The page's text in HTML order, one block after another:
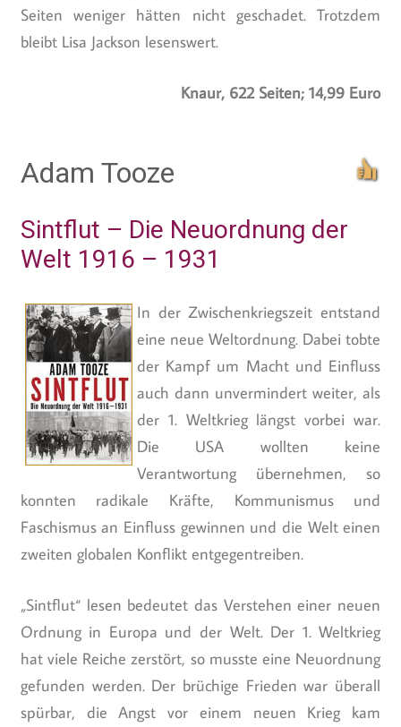
Seiten weniger hätten nicht geschadet. Trotzdem
bleibt Lisa Jackson lesenswert.
Knaur, 622 Seiten; 14,99 Euro
Adam Tooze
Sintflut – Die Neuordnung der
Welt 1916 – 1931
In der Zwischenkriegszeit entstand
eine neue Weltordnung. Dabei tobte
der Kampf um Macht und Einfluss
auch dann unvermindert weiter, als
der 1. Weltkrieg längst vorbei war.
Die USA wollten keine
Verantwortung übernehmen, so
konnten radikale Kräfte, Kommunismus und
Faschismus an Einfluss gewinnen und die Welt einen
zweiten globalen Konflikt entgegentreiben.
„Sintflut“ lesen bedeutet das Verstehen einer neuen
Ordnung in Europa und der Welt. Der 1. Weltkrieg
hat viele Reiche zerstört, so musste eine Neuordnung
gefunden werden. Der brüchige Frieden war überall
spürbar, die Angst vor einem neuen Krieg kam